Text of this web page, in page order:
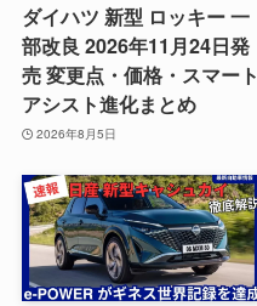
ダイハツ 新型 ロッキー 一
部改良 2026年11月24日発
売 変更点・価格・スマート
アシスト進化まとめ
2026年8月5日